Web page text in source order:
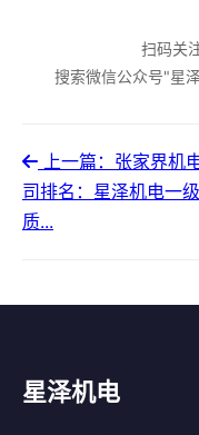
扫码关
搜索微信公众号"星
上一篇：张家界机
司排名：星泽机电一
质...
星泽机电